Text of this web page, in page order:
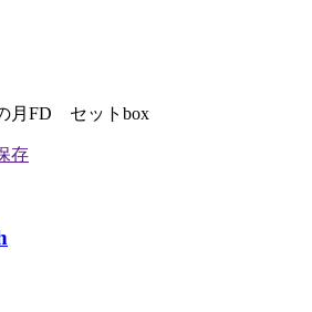
月FD セットbox